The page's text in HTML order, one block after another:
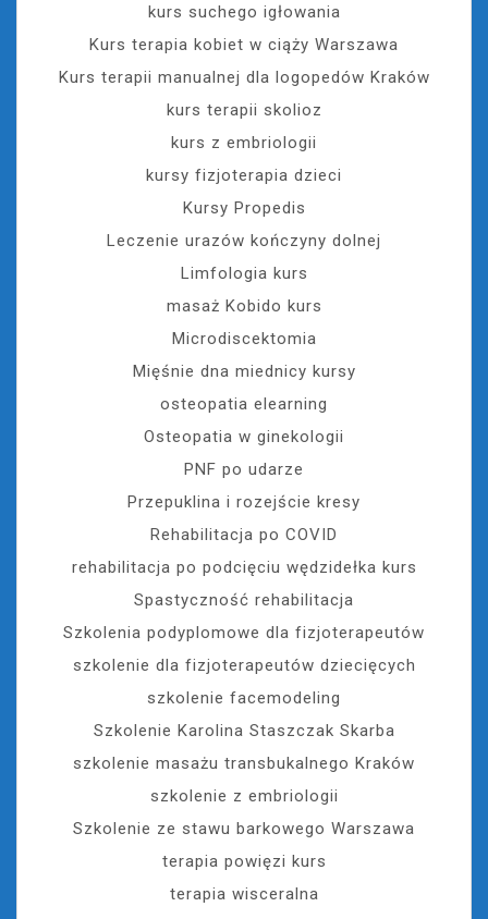
kurs suchego igłowania
Kurs terapia kobiet w ciąży Warszawa
Kurs terapii manualnej dla logopedów Kraków
kurs terapii skolioz
kurs z embriologii
kursy fizjoterapia dzieci
Kursy Propedis
Leczenie urazów kończyny dolnej
Limfologia kurs
masaż Kobido kurs
Microdiscektomia
Mięśnie dna miednicy kursy
osteopatia elearning
Osteopatia w ginekologii
PNF po udarze
Przepuklina i rozejście kresy
Rehabilitacja po COVID
rehabilitacja po podcięciu wędzidełka kurs
Spastyczność rehabilitacja
Szkolenia podyplomowe dla fizjoterapeutów
szkolenie dla fizjoterapeutów dziecięcych
szkolenie facemodeling
Szkolenie Karolina Staszczak Skarba
szkolenie masażu transbukalnego Kraków
szkolenie z embriologii
Szkolenie ze stawu barkowego Warszawa
terapia powięzi kurs
terapia wisceralna